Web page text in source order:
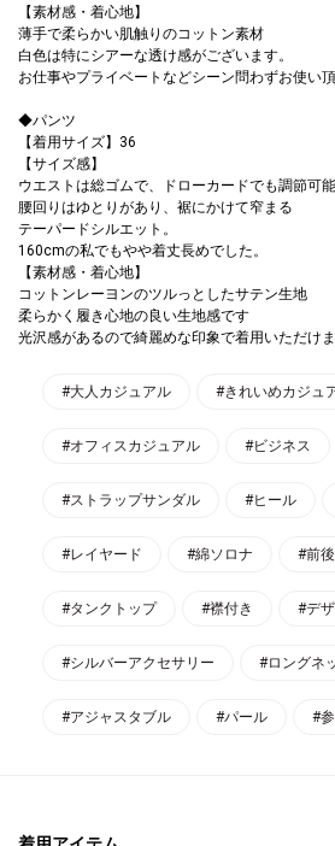
【素材感・着心地】
薄手で柔らかい肌触りのコットン素材
白色は特にシアーな透け感がございます。
お仕事やプライベートなどシーン問わずお使い
◆パンツ
【着用サイズ】36
【サイズ感】
ウエストは総ゴムで、ドローカードでも調節可能
腰回りはゆとりがあり、裾にかけて窄まる
テーパードシルエット。
160cmの私でもやや着丈長めでした。
【素材感・着心地】
コットンレーヨンのツルっとしたサテン生地
柔らかく履き心地の良い生地感です
光沢感があるので綺麗めな印象で着用いただけ
#大人カジュアル #きれいめカジュ
#オフィスカジュアル #ビジネス
#ストラップサンダル #ヒール
#レイヤード #綿ソロナ #前
#タンクトップ #襟付き #デ
#シルバーアクセサリー #ロングネ
#アジャスタブル #パール #